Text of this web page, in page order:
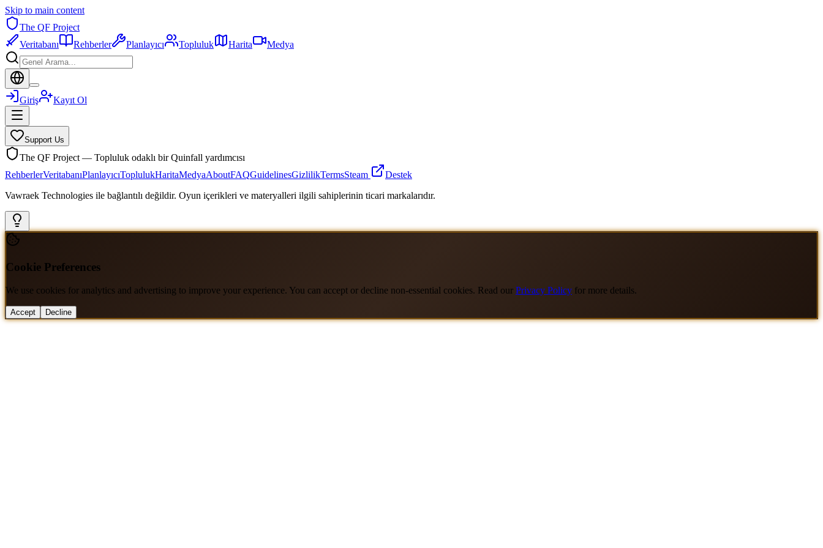
Skip to main content
The QF Project
Veritabanı
Rehberler Planlayıcı Topluluk Harita Medya
Giriş Kayıt Ol
Support Us
The QF Project — Topluluk odaklı bir Quinfall yardımcısı
RehberlerVeritabanıPlanlayıcıToplulukHaritaMedyaAboutFAQGuidelinesGizlilikTermsSteam
Destek
Vawraek Technologies ile bağlantılı değildir. Oyun içerikleri ve materyalleri ilgili sahiplerinin ticari markalarıdır.
Cookie Preferences
We use cookies for analytics and advertising to improve your experience. You can accept or decline non-essential cookies. Read our Privacy Policy for more details.
Accept Decline